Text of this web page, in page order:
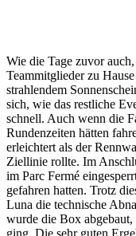
Wie die Tage zuvor
Teammitglieder zu
strahlendem
sich, wie das restliche
schnell. Auch wenn die
Rundenzeiten hätten
erleichtert als der
Ziellinie rollte. Im
im Parc Fermé
gefahren hatten. Trotz
Luna die technische
wurde die Box
ging. Die sehr guten